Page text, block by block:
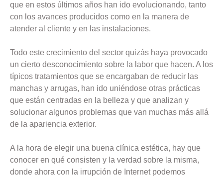
que en estos últimos años han ido evolucionando, tanto
con los avances producidos como en la manera de
atender al cliente y en las instalaciones.
Todo este crecimiento del sector quizás haya provocado
un cierto desconocimiento sobre la labor que hacen. A los
típicos tratamientos que se encargaban de reducir las
manchas y arrugas, han ido uniéndose otras prácticas
que están centradas en la belleza y que analizan y
solucionar algunos problemas que van muchas más allá
de la apariencia exterior.
A la hora de elegir una buena clínica estética, hay que
conocer en qué consisten y la verdad sobre la misma,
donde ahora con la irrupción de Internet podemos